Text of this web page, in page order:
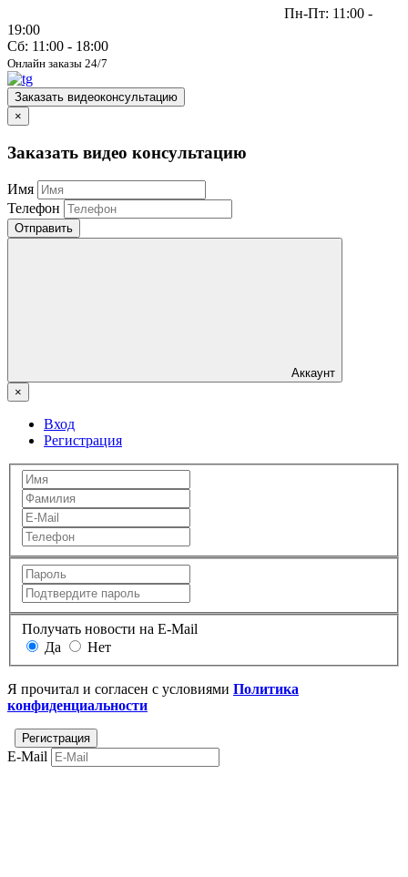
Пн-Пт: 11:00 -
19:00
Сб: 11:00 - 18:00
Онлайн заказы 24/7
Заказать видеоконсультацию
×
Заказать видео консультацию
Имя
Телефон
Отправить
Аккаунт
×
Вход
Регистрация
Получать новости на E-Mail
Да
Нет
Я прочитал и согласен с условиями Политика
конфиденциальности
E-Mail